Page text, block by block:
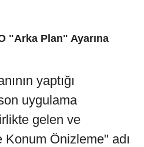
"Arka Plan" Ayarına
yaptığı
uygulama
gelen ve
Önizleme" adı